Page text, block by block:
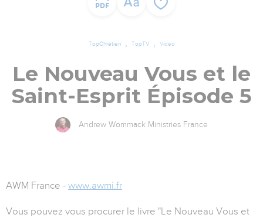
TopChrétien TopTV Vidéo
Le Nouveau Vous et le
Saint-Esprit Épisode 5
Andrew Wommack Ministries France
AWM France - www.awmi.fr
Vous pouvez vous procurer le livre "Le Nouveau Vous et